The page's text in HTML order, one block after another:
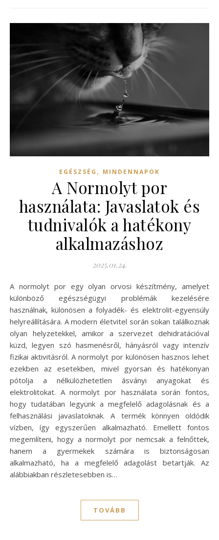
EGÉSZSÉG , MINDENNAPOK
A Normolyt por
használata: Javaslatok és
tudnivalók a hatékony
alkalmazáshoz
2025.01.24.
A normolyt por egy olyan orvosi készítmény, amelyet
különböző egészségügyi problémák kezelésére
használnak, különösen a folyadék- és elektrolit-egyensúly
helyreállítására. A modern életvitel során sokan találkoznak
olyan helyzetekkel, amikor a szervezet dehidratációval
küzd, legyen szó hasmenésről, hányásról vagy intenzív
fizikai aktivitásról. A normolyt por különösen hasznos lehet
ezekben az esetekben, mivel gyorsan és hatékonyan
pótolja a nélkülözhetetlen ásványi anyagokat és
elektrolitokat. A normolyt por használata során fontos,
hogy tudatában legyünk a megfelelő adagolásnak és a
felhasználási javaslatoknak. A termék könnyen oldódik
vízben, így egyszerűen alkalmazható. Emellett fontos
megemlíteni, hogy a normolyt por nemcsak a felnőttek,
hanem a gyermekek számára is biztonságosan
alkalmazható, ha a megfelelő adagolást betartják. Az
alábbiakban részletesebben is…
TOVÁBB